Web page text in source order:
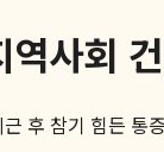
사회
후 참기 힘든 통